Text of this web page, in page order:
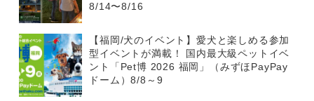
8/14〜8/16
【福岡/犬のイベント】愛犬と楽しめる参加
型イベントが満載！ 国内最大級ペットイベ
ント「Pet博 2026 福岡」（みずほPayPay
ドーム）8/8～9